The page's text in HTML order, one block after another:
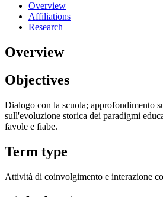
Overview
Affiliations
Research
Overview
Objectives
Dialogo con la scuola; approfondimento
sull'evoluzione storica dei paradigmi
favole e fiabe.
Term type
Attività di coinvolgimento e interazione